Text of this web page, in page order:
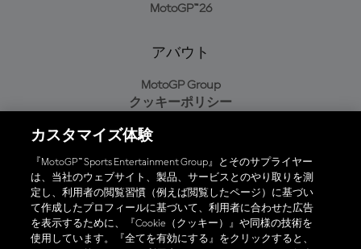
MotoGP™26
アバウト
MotoGP Group
クッキーポリシー
プライバシーポリシー
購入ポリシー
オフィシャルアプリ
カスタマイズ体験
『MotoGP™ Sports Entertainment Group』とそのサプライヤー
は、当社のウェブサイト、製品、サービスとのやり取りを測
定し、利用者の閲覧習慣（例えば閲覧したページ）に基づい
て作成したプロフィールに基づいて、利用者に合わせた広告
を表示するために、『Cookie（クッキー）』や同様の技術を
使用しています。『全てを有効にする』をクリックすると、